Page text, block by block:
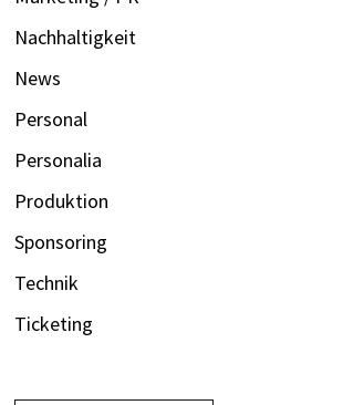
Nachhaltigkeit
News
Personal
Personalia
Produktion
Sponsoring
Technik
Ticketing